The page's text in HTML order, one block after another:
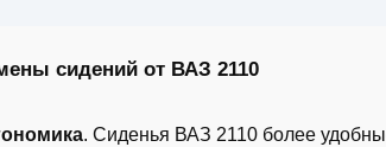
сидений от ВАЗ 2110
. Сиденья ВАЗ 2110 более